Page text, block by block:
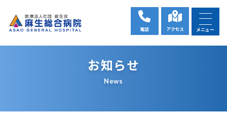
電話 アクセス メニュー
お知らせ
News